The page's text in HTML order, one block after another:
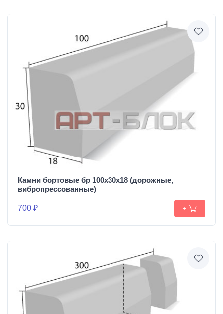
Камни бортовые бр 100х30х18 (дорожные,
вибропрессованные)
700 ₽ +